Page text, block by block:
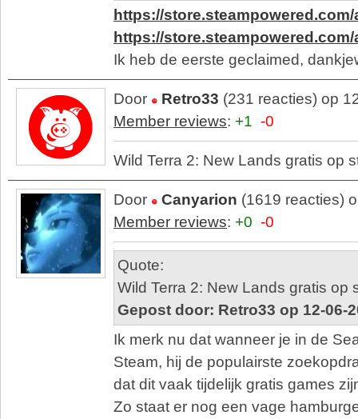
https://
https://store.steampowered.com/
Ik heb de eerste geclaimed,
Door Retro33 (231 reacties) op
Member reviews: +1 -0
Wild Terra 2: New Lands gratis op
Door Canyarion (1619 reacties)
Member reviews: +0 -0
Quote:
Wild Terra 2: New Lands gratis op
Gepost door: Retro33 op 12-06-
Ik merk nu dat wanneer je in de
Steam, hij de populairste
dat dit vaak tijdelijk gratis games
Zo staat er nog een vage